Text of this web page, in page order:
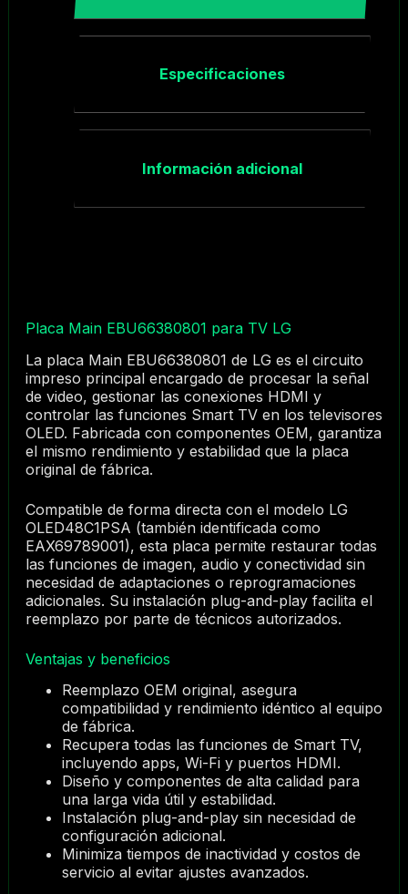
Especificaciones
Información adicional
Placa Main EBU66380801 para TV LG
La placa Main EBU66380801 de LG es el circuito
impreso principal encargado de procesar la señal
de video, gestionar las conexiones HDMI y
controlar las funciones Smart TV en los televisores
OLED. Fabricada con componentes OEM, garantiza
el mismo rendimiento y estabilidad que la placa
original de fábrica.
Compatible de forma directa con el modelo LG
OLED48C1PSA (también identificada como
EAX69789001), esta placa permite restaurar todas
las funciones de imagen, audio y conectividad sin
necesidad de adaptaciones o reprogramaciones
adicionales. Su instalación plug-and-play facilita el
reemplazo por parte de técnicos autorizados.
Ventajas y beneficios
Reemplazo OEM original, asegura
compatibilidad y rendimiento idéntico al equipo
de fábrica.
Recupera todas las funciones de Smart TV,
incluyendo apps, Wi-Fi y puertos HDMI.
Diseño y componentes de alta calidad para
una larga vida útil y estabilidad.
Instalación plug-and-play sin necesidad de
configuración adicional.
Minimiza tiempos de inactividad y costos de
servicio al evitar ajustes avanzados.